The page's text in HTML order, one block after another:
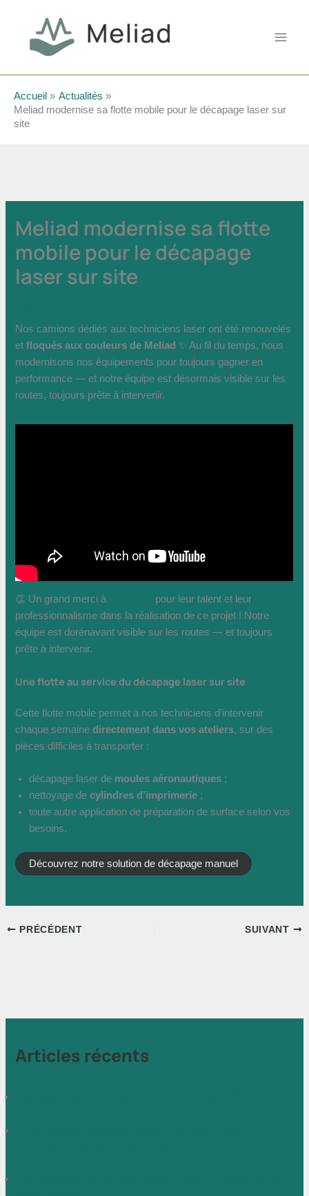
contenu
Accueil
Actualités
Meliad modernise sa flotte mobile pour le décapage laser sur
site
Meliad modernise sa flotte
mobile pour le décapage
laser sur site
Nos camions dédiés aux techniciens laser ont été renouvelés
etfloqués aux couleurs de Meliad ✨ Au fil du temps, nous
modernisons nos équipements pour toujours gagner en
performance — et notre équipe est désormais visible sur les
routes, toujours prête à intervenir.
👏 Un grand merci à
pour leur talent et leur
professionnalisme dans la réalisation de ce projet ! Notre
équipe est dorénavant visible sur les routes — et toujours
prête à intervenir.
Une flotte au service du décapage laser sur site
Cette flotte mobile permet à nos techniciens d’intervenir
chaque semainedirectement dans vos ateliers, sur des
pièces difficiles à transporter :
décapage laser de moules aéronautiques ;
nettoyage decylindres d’imprimerie ;
toute autre application de préparation de surface selon vos
besoins.
Découvrez notre solution de décapage manuel
PRÉCÉDENT SUIVANT
Articles récents